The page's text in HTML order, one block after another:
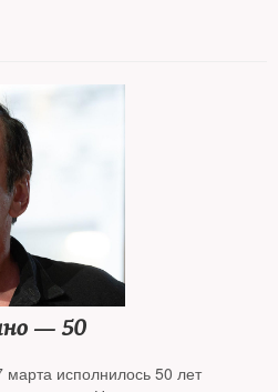
— 50
исполнилось 50 лет